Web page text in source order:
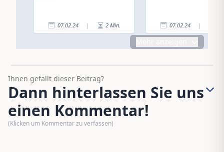
07.02.24 | 2 Min. 07.02.24 |
Ihnen gefällt dieser Beitrag?
Dann hinterlassen Sie uns
einen Kommentar!
(Klicken um Kommentar zu verfassen)